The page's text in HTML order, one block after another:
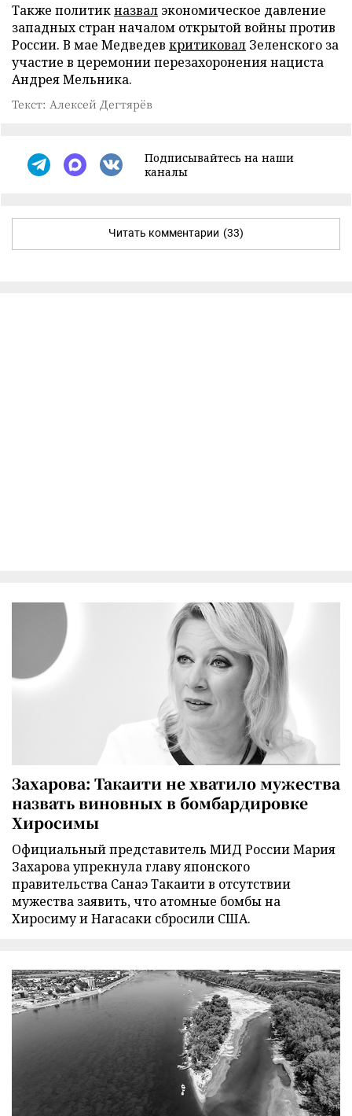
Также политикназвал экономическое давление
западных стран началом открытой войны против
России. В мае Медведев критиковал Зеленского за
участие в церемонии перезахоронения нациста
Андрея Мельника.
Текст: Алексей Дегтярёв
Подписывайтесь на наши
каналы
Читать комментарии (33)
Захарова: Такаити не хватило мужества
назвать виновных в бомбардировке
Хиросимы
Официальный представитель МИД России Мария
Захарова упрекнула главу японского
правительства Санаэ Такаити в отсутствии
мужества заявить, что атомные бомбы на
Хиросиму и Нагасаки сбросили США.